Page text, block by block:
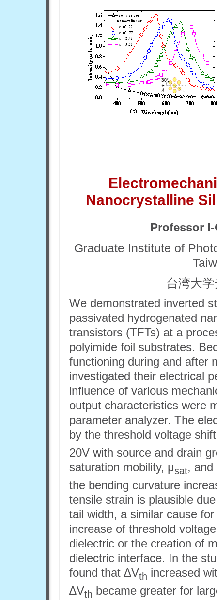
Nanocrystalline
Professor
Graduate Institute of
台湾大
We demonstrated inverted
passivated hydrogenated
transistors (TFTs) at a
polyimide foil substrates.
functioning during and after
investigated their electrical
influence of various
output characteristics were
parameter analyzer. The
by the threshold voltage
20V with source and drain
saturation mobility, μsat, and
the bending curvature
tensile strain is plausible
tail width, a similar cause
increase of threshold
dielectric or the creation of
dielectric interface. In the
found that ∆Vth increased
∆Vth became greater for